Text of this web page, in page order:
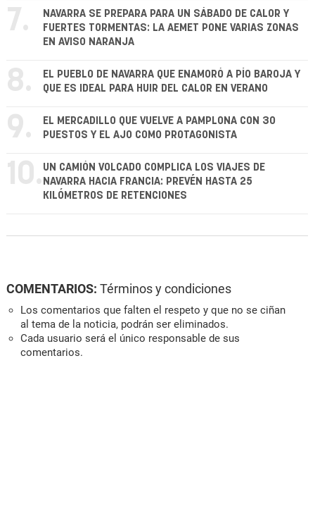
7.
NAVARRA SE PREPARA PARA UN SÁBADO DE CALOR Y
FUERTES TORMENTAS: LA AEMET PONE VARIAS ZONAS
EN AVISO NARANJA
8.
EL PUEBLO DE NAVARRA QUE ENAMORÓ A PÍO BAROJA Y
QUE ES IDEAL PARA HUIR DEL CALOR EN VERANO
9.
EL MERCADILLO QUE VUELVE A PAMPLONA CON 30
PUESTOS Y EL AJO COMO PROTAGONISTA
10. UN CAMIÓN VOLCADO COMPLICA LOS VIAJES DE
NAVARRA HACIA FRANCIA: PREVÉN HASTA 25
KILÓMETROS DE RETENCIONES
COMENTARIOS: Términos y condiciones
Los comentarios que falten el respeto y que no se ciñan
al tema de la noticia, podrán ser eliminados.
Cada usuario será el único responsable de sus
comentarios.